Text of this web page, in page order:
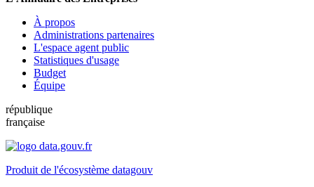
À propos
Administrations partenaires
L'espace agent public
Statistiques d'usage
Budget
Équipe
république
française
Produit de l'écosystème datagouv